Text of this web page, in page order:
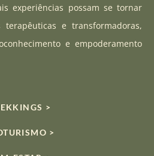
experiências possam se tornar
terapêuticas e transformadoras,
e empoderamento
>
>